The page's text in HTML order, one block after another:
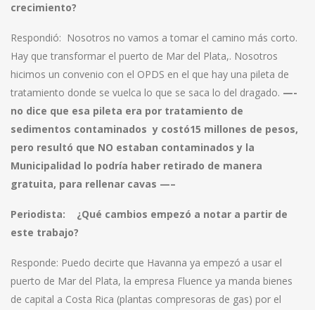
crecimiento?
Respondió: Nosotros no vamos a tomar el camino más corto.
Hay que transformar el puerto de Mar del Plata,. Nosotros
hicimos un convenio con el OPDS en el que hay una pileta de
tratamiento donde se vuelca lo que se saca lo del dragado. —-
no dice que esa pileta era por tratamiento de
sedimentos contaminados y costó15 millones de pesos,
pero resultó que NO estaban contaminados y la
Municipalidad lo podría haber retirado de manera
gratuita, para rellenar cavas —–
Periodista: ¿Qué cambios empezó a notar a partir de
este trabajo?
Responde: Puedo decirte que Havanna ya empezó a usar el
puerto de Mar del Plata, la empresa Fluence ya manda bienes
de capital a Costa Rica (plantas compresoras de gas) por el